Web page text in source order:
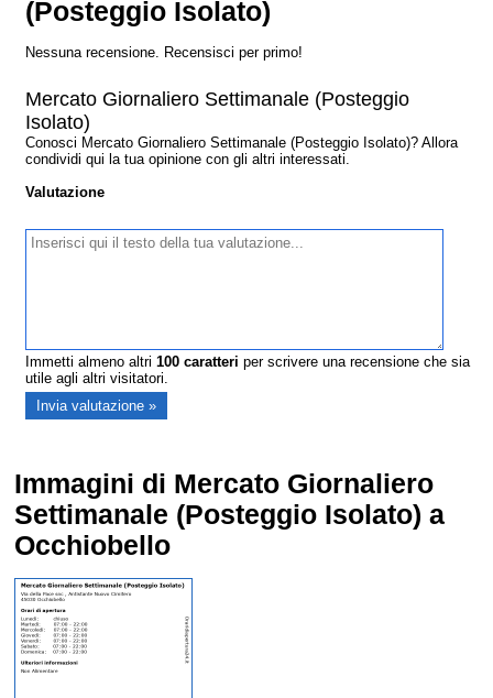
(Posteggio Isolato)
Nessuna recensione. Recensisci per primo!
Mercato Giornaliero Settimanale (Posteggio
Isolato)
Conosci Mercato Giornaliero Settimanale (Posteggio Isolato)? Allora
condividi qui la tua opinione con gli altri interessati.
Valutazione
Immetti almeno altri100 caratteri per scrivere una recensione che sia
utile agli altri visitatori.
Immagini di Mercato Giornaliero
Settimanale (Posteggio Isolato) a
Occhiobello